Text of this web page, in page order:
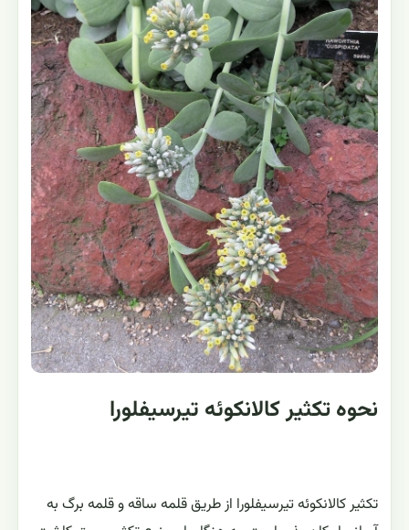
خاک به بستر بسیار سبک و زهکش‌دار و حذف بخش‌های
پوسیده است.در صورت پیشرفت، قلمه‌گیری از بخش سالم و
دورریزی قسمت آلوده توصیه می‌شود.
پیشگیری و مدیریت پایدار
آبیاری فقط پس از خشک‌شدن کامل بستر، استفاده از گلدان
دارای زهکش، جریان هوای مناسب و نور کافی، خطر بیماری را
کاهش می‌دهد.از خیس‌کردن مداوم برگ‌ها و تجمع آب در
زیرگلدانی پرهیز کنید.بازبینی هفتگی زیر برگ‌ها و ضدعفونی
ابزار هرس، از شیوع آفات و بیماری‌ها جلوگیری می‌کند.